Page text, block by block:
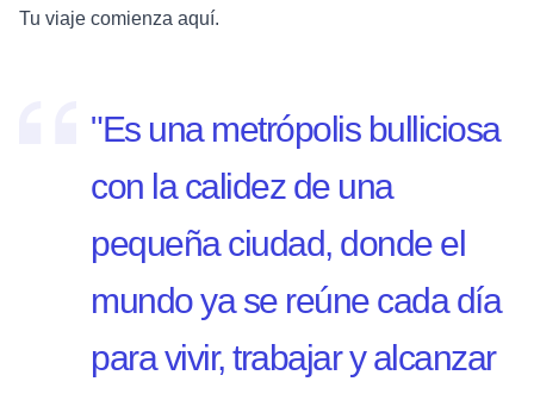
Tu viaje comienza aquí.
"Es una metrópolis bulliciosa
con la calidez de una
pequeña ciudad, donde el
mundo ya se reúne cada día
para vivir, trabajar y alcanzar